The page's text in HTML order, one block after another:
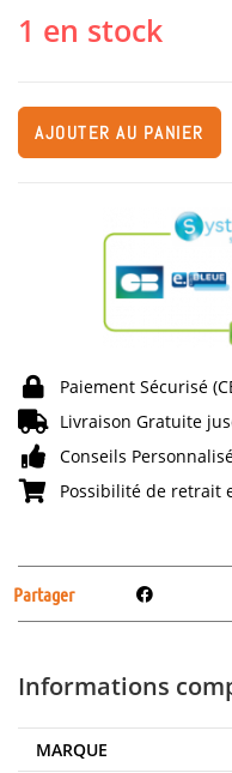
1 en stock
AJOUTER AU PANIER
Paiement Sécurisé
Livraison Gratuite
Conseils
Possibilité de retrait
Partager
Informations
MARQUE